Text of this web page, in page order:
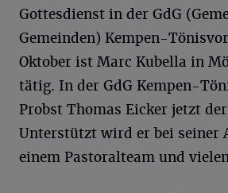
Gottesdienst in der GdG
Gemeinden) Kempen-
Oktober ist Marc Kubella in
tätig. In der GdG Kempen-
Probst Thomas Eicker jetzt
Unterstützt wird er bei seiner
einem Pastoralteam und